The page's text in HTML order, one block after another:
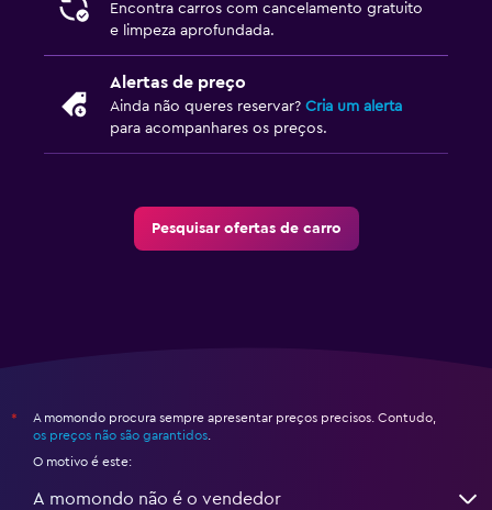
Encontra carros com cancelamento gratuito
e limpeza aprofundada.
Alertas de preço
Ainda não queres reservar? Cria um alerta
para acompanhares os preços.
Pesquisar ofertas de carro
*
A momondo procura sempre apresentar preços precisos. Contudo,
os preços não são garantidos.
O motivo é este:
A momondo não é o vendedor